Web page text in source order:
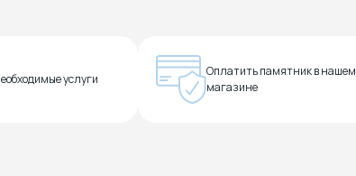
услуги
Оплатить памятник в нашем
магазине